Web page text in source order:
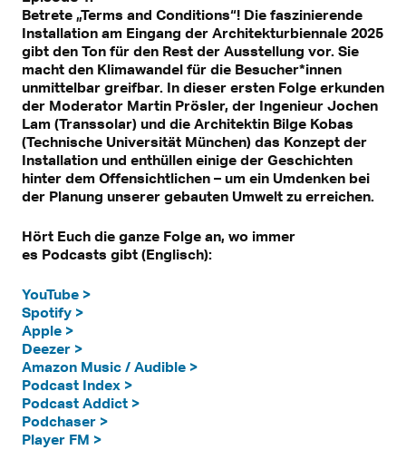
Betrete „Terms and Conditions“! Die faszinierende
Installation am Eingang der Architekturbiennale 2025
gibt den Ton für den Rest der Ausstellung vor. Sie
macht den Klimawandel für die Besucher*innen
unmittelbar greifbar. In dieser ersten Folge erkunden
der Moderator Martin Prösler, der Ingenieur Jochen
Lam (Transsolar) und die Architektin Bilge Kobas
(Technische Universität München) das Konzept der
Installation und enthüllen einige der Geschichten
hinter dem Offensichtlichen – um ein Umdenken bei
der Planung unserer gebauten Umwelt zu erreichen.
Hört Euch die ganze Folge an, wo immer
es Podcasts gibt (Englisch):
YouTube >
Spotify >
Apple >
Deezer >
Amazon Music / Audible >
Podcast Index >
Podcast Addict >
Podchaser >
Player FM >